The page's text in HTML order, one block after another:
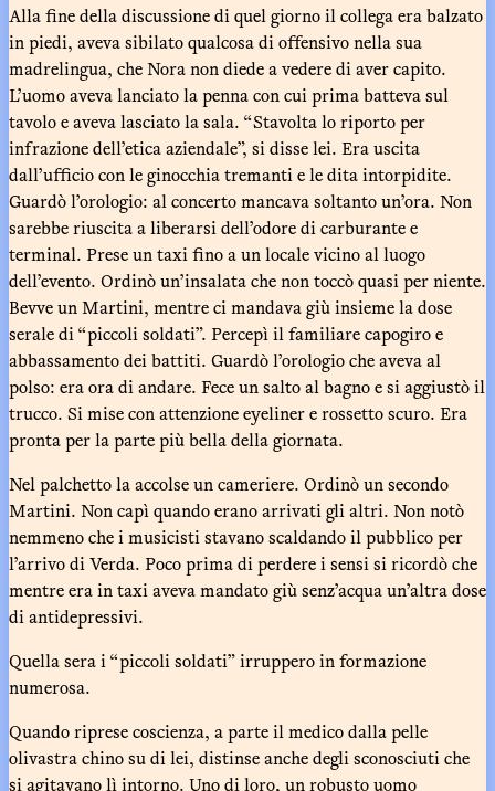
Alla fine della discussione di quel giorno il collega era balzato
in piedi, aveva sibilato qualcosa di offensivo nella sua
madrelingua, che Nora non diede a vedere di aver capito.
L’uomo aveva lanciato la penna con cui prima batteva sul
tavolo e aveva lasciato la sala. “Stavolta lo riporto per
infrazione dell’etica aziendale”, si disse lei. Era uscita
dall’ufficio con le ginocchia tremanti e le dita intorpidite.
Guardò l’orologio: al concerto mancava soltanto un’ora. Non
sarebbe riuscita a liberarsi dell’odore di carburante e
terminal. Prese un taxi fino a un locale vicino al luogo
dell’evento. Ordinò un’insalata che non toccò quasi per niente.
Bevve un Martini, mentre ci mandava giù insieme la dose
serale di “piccoli soldati”. Percepì il familiare capogiro e
abbassamento dei battiti. Guardò l’orologio che aveva al
polso: era ora di andare. Fece un salto al bagno e si aggiustò il
trucco. Si mise con attenzione eyeliner e rossetto scuro. Era
pronta per la parte più bella della giornata.
Nel palchetto la accolse un cameriere. Ordinò un secondo
Martini. Non capì quando erano arrivati gli altri. Non notò
nemmeno che i musicisti stavano scaldando il pubblico per
l’arrivo di Verda. Poco prima di perdere i sensi si ricordò che
mentre era in taxi aveva mandato giù senz’acqua un’altra dose
di antidepressivi.
Quella sera i “piccoli soldati” irruppero in formazione
numerosa.
Quando riprese coscienza, a parte il medico dalla pelle
olivastra chino su di lei, distinse anche degli sconosciuti che
si agitavano lì intorno. Uno di loro, un robusto uomo